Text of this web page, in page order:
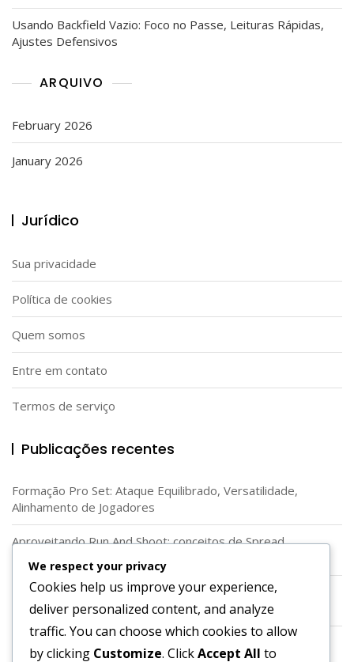
Usando Backfield Vazio: Foco no Passe, Leituras Rápidas,
Ajustes Defensivos
ARQUIVO
February 2026
January 2026
Jurídico
Sua privacidade
Política de cookies
Quem somos
Entre em contato
Termos de serviço
Publicações recentes
Formação Pro Set: Ataque Equilibrado, Versatilidade,
Alinhamento de Jogadores
Aproveitando Run And Shoot: conceitos de Spread,
Lançamentos rápidos, Rotas dos Recebedores
Utilização da Formação em Diamante: Ângulos únicos,
Vantagens de espaçamento, Corredores de corrida
We respect your privacy
Cookies help us improve your experience,
deliver personalized content, and analyze
traffic. You can choose which cookies to allow
by clicking Customize. ClickAccept All to